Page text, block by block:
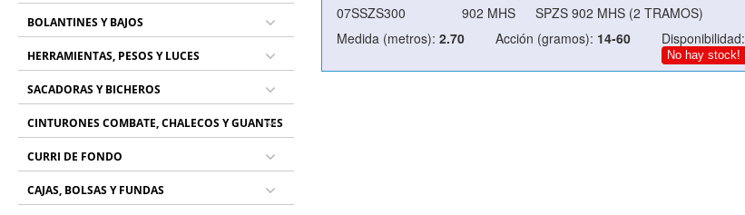
BOLANTINES Y BAJOS
HERRAMIENTAS, PESOS Y LUCES
SACADORAS Y BICHEROS
CINTURONES COMBATE, CHALECOS Y GUANTES
CURRI DE FONDO
CAJAS, BOLSAS Y FUNDAS
07SSZS300 902 MHS SPZS 902 MHS (2 TRAMOS)
Medida (metros): 2.70 Acción (gramos): 14-60 Disponibilidad:
No hay stock!